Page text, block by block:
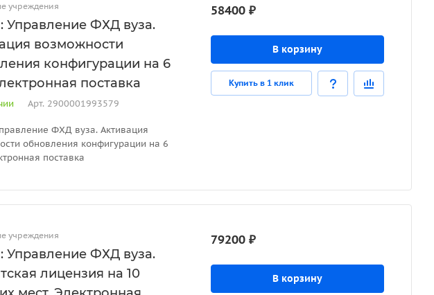
учреждения
Управление ФХД вуза.
возможности
конфигурации на 6
поставка
Арт. 2900001993579
ФХД вуза. Активация
обновления конфигурации на 6
поставка
58400 ₽
В корзину
Купить в 1 клик
учреждения
Управление ФХД вуза.
лицензия на 10
79200 ₽
В корзину